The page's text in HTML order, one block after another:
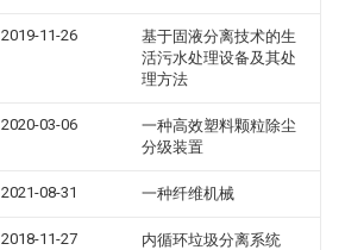
2019-11-26
基于固液分离技术的生
活污水处理设备及其处
理方法
2020-03-06
一种高效塑料颗粒除尘
分级装置
2021-08-31 一种纤维机械
2018-11-27 内循环垃圾分离系统